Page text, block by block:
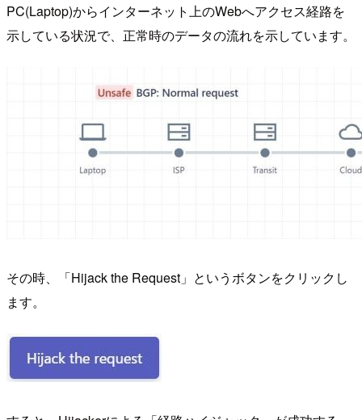
PC(Laptop)からインターネット上のWebへアクセス経路を
示している状況で、正常時のデータの流れを示しています。
その時、「Hijack the Request」というボタンをクリックし
ます。